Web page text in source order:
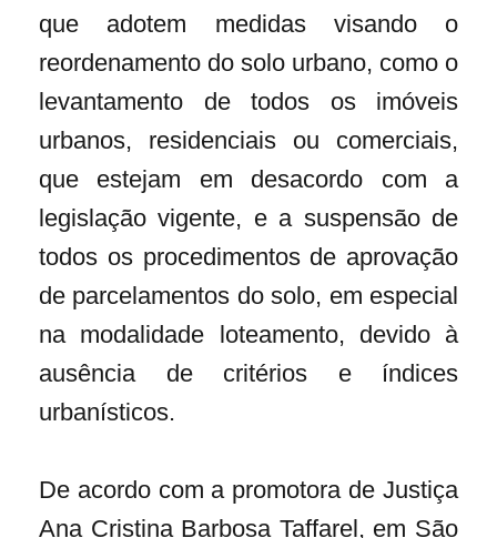
que adotem medidas visando o
reordenamento do solo urbano, como o
levantamento de todos os imóveis
urbanos, residenciais ou comerciais,
que estejam em desacordo com a
legislação vigente, e a suspensão de
todos os procedimentos de aprovação
de parcelamentos do solo, em especial
na modalidade loteamento, devido à
ausência de critérios e índices
urbanísticos.
De acordo com a promotora de Justiça
Ana Cristina Barbosa Taffarel, em São